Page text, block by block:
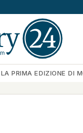
PRIMA EDIZIONE DI